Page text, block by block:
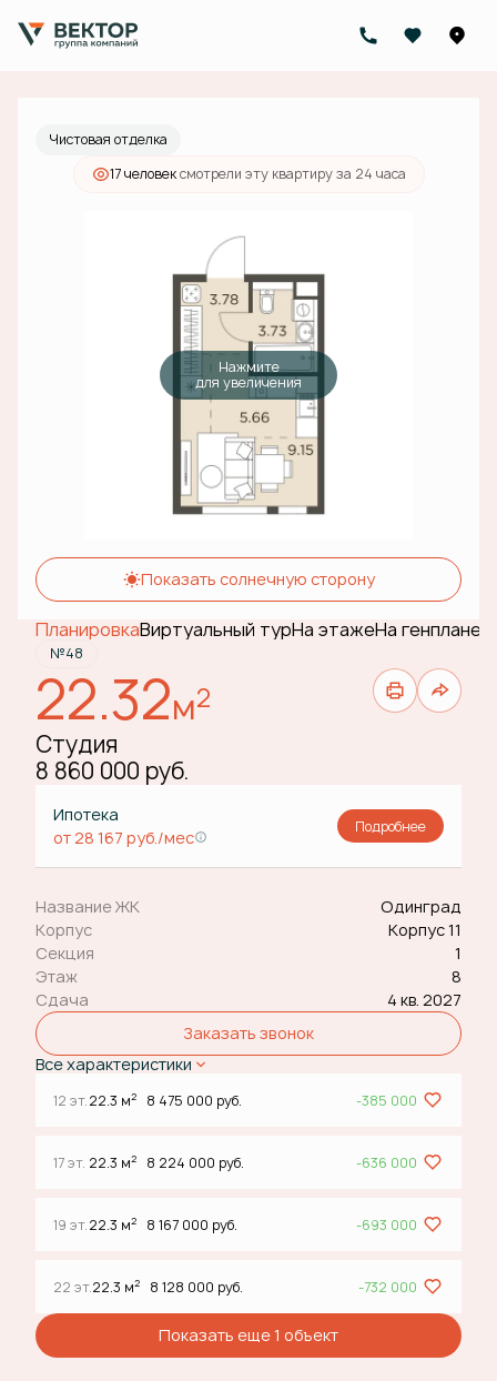
Студия22.32 м 8 860 000 руб.
Ипотекаот 28 167 руб./мес.
Чистовая отделка
17 человексмотрели эту квартиру за 24 часа
Нажмите
для увеличения
Показать солнечную сторону
ПланировкаВиртуальный турНа этажеНа генплане
№48
22.32м2
Студия
8 860 000 руб.
Ипотека
от 28 167 руб./мес
Подробнее
Название ЖК
Одинград
Корпус
Корпус 11
Секция
1
Этаж
8
Сдача
4 кв. 2027
Заказать звонок
Все характеристики
12 эт.22.3 м2 8 475 000 руб. -385 000
17 эт. 22.3 м2 8 224 000 руб. -636 000
19 эт.22.3 м2 8 167 000 руб. -693 000
22 эт.22.3 м2 8 128 000 руб. -732 000
Показать еще 1 объект